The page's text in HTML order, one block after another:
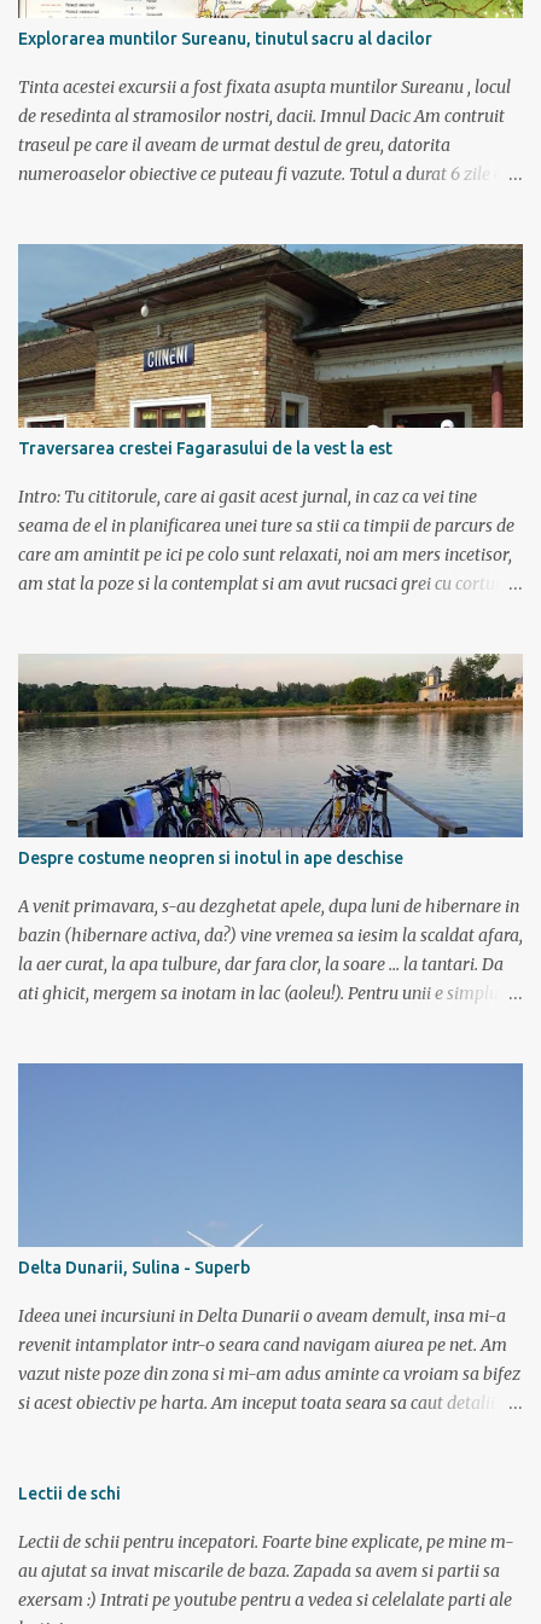
Explorarea muntilor Sureanu, tinutul sacru al dacilor
Tinta acestei excursii a fost fixata asupta muntilor Sureanu , locul
de resedinta al stramosilor nostri, dacii. Imnul Dacic Am contruit
traseul pe care il aveam de urmat destul de greu, datorita
numeroaselor obiective ce puteau fi vazute. Totul a durat 6 zile ca
plecam decat cu masina dacilor, ce-i drept restilizata si
imbunatatita, denumita acum Dacia Logan. Ne-am inarmat cu 3-4
harti si cu un plan bine documentat de vreo 15 pagini (cine il vrea
sa ridice mana sus). Am inghesuit cu greu rucsacii, corturile, sacii
de dormit si mancarea in masina.
Traversarea crestei Fagarasului de la vest la est
Intro: Tu cititorule, care ai gasit acest jurnal, in caz ca vei tine
seama de el in planificarea unei ture sa stii ca timpii de parcurs de
care am amintit pe ici pe colo sunt relaxati, noi am mers incetisor,
am stat la poze si la contemplat si am avut rucsaci grei cu corturi si
cuvenea ceva tare la munte, la altitudine, la aer curat. Si unde se
putea mai sus decat in Muntii Fagaras , cea mai lunga creasta
montana din Romania si cu cele mai inalte trei varfuri:
Moldoveanu, Negoiu si Vistea Mare. Am planuit sa parcurgem
toata creasta in 5 zile, de la vest la est. In total 70 de km. De la
orele de geografie din scoala ne aminteam ca grupa Muntilor
Fagaras se intinde intre Turnu Rosu (pe Valea Oltului) si culoarul
Rucar-Bran. Asa ca marti de dimineata autocarul ne lasa la
Cîineni, de unde luam trenul pret de jumatate de ora pana in
localitatea Turnu Ro...
Despre costume neopren si inotul in ape deschise
A venit primavara, s-au dezghetat apele, dupa luni de hibernare in
bazin (hibernare activa, da?) vine vremea sa iesim la scaldat afara,
la aer curat, la apa tulbure, dar fara clor, la soare ... la tantari. Da
ati ghicit, mergem sa inotam in lac (aoleu!). Pentru unii e simplu,
pe acolo decat incepand cu ultimii 3 ani. Dar daca vreau triatlon
trebuie sa si inot, iar in bazin acest lucru chiar imi place. Dar daca
vreau triatlon trebuie sa inot si in lac, mai ales in lac. Văleu! Hai ca
n-o fi ala negru asa de negru (negr...
Delta Dunarii, Sulina - Superb
Ideea unei incursiuni in Delta Dunarii o aveam demult, insa mi-a
revenit intamplator intr-o seara cand navigam aiurea pe net. Am
vazut niste poze din zona si mi-am adus aminte ca vroiam sa bifez
si acest obiectiv pe harta. Am inceput toata seara sa caut detalii pe
monstrul” care a pus capac. Dupa superba tura in muntii Sureanu (
Bucuresti spre Tulcea cu acceleratul de la 5:40, pe care l-am prins la
mustata intrucat primul metrou vine la ora 5. Trenul a fost foarte
aglomerat, multa lume mergand la Sfantu Gheorghe unde luni
Lectii de schi
Lectii de schii pentru incepatori. Foarte bine explicate, pe mine m-
au ajutat sa invat miscarile de baza. Zapada sa avem si partii sa
exersam :) Intrati pe youtube pentru a vedea si celelalate parti ale